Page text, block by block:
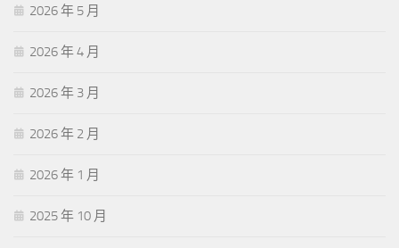
2026 年 5 月
2026 年 4 月
2026 年 3 月
2026 年 2 月
2026 年 1 月
2025 年 10 月